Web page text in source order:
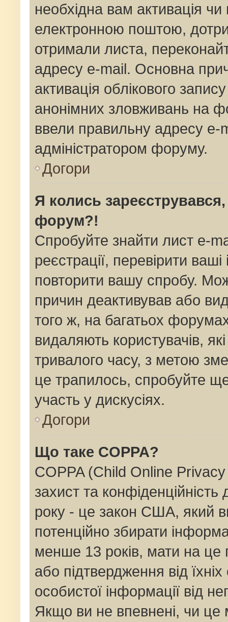
необхідна вам активація
електронною поштою,
отримали листа,
адресу e-mail. Основна
активація облікового
анонімних зловживань на
ввели правильну адресу e-
адміністратором форуму.
Догори
Я колись
форум?!
Спробуйте знайти лист e-
реєстрації, перевірити
повторити вашу спробу.
причин деактивував або
того ж, на багатьох
видаляють користувачів,
тривалого часу, з метою
це трапилось, спробуйте
участь у дискусіях.
Догори
Що таке COPPA?
COPPA (Child Online
захист та конфіденційність
року - це закон США, який
потенційно збирати
менше 13 років, мати на це
або підтвердження від
особистої інформації від
Якщо ви не впевнені, чи